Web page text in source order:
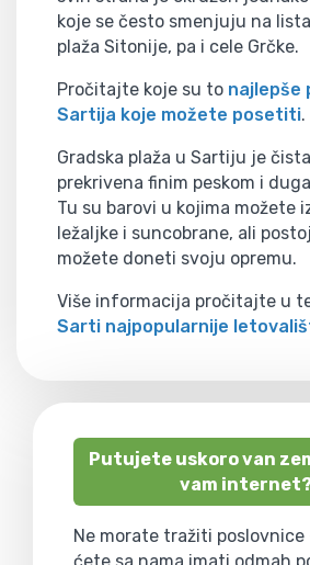
koje se često smenjuju na
plaža Sitonije, pa i cele Grčke.
Pročitajte koje su to najlepše
Sartija koje možete posetiti.
Gradska plaža u Sartiju je
prekrivena finim peskom i
Tu su barovi u kojima možete
ležaljke i suncobrane, ali
možete doneti svoju opremu.
Više informacija pročitajte u
Sarti najpopularnije
Putujete uskoro van
vam
Ne morate tražiti